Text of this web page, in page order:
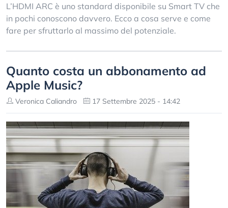
L’HDMI ARC è uno standard disponibile su Smart TV che
in pochi conoscono davvero. Ecco a cosa serve e come
fare per sfruttarlo al massimo del potenziale.
Quanto costa un abbonamento ad
Apple Music?
Veronica Caliandro 17 Settembre 2025 - 14:42